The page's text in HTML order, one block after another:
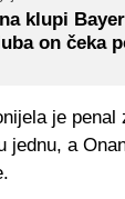
klupi
on čeka
je penal
jednu, a